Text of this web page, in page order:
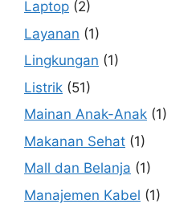
Laptop (2)
Layanan (1)
Lingkungan (1)
Listrik (51)
Mainan Anak-Anak (1)
Makanan Sehat (1)
Mall dan Belanja (1)
Manajemen Kabel (1)